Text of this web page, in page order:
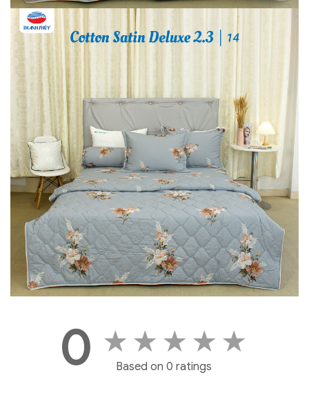
0 ★ ★ ★ ★
Based on 0 ratings
Tác giả:Content Publisher
Cập nhập tin tức mới nhất về Chăn Ra Gối Đệm
và các thông tin ưu đãi mua hàng từ Chăn Ra
Thanh Thủy
Theo dõi chúng tôi trên các
nền tảng: